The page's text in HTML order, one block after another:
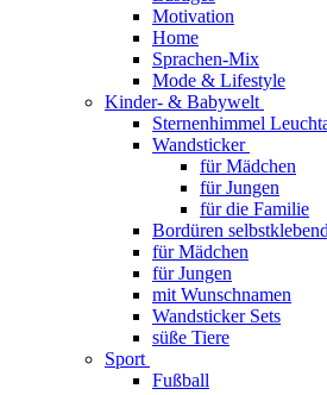
Motivation
Home
Sprachen-Mix
Mode & Lifestyle
Kinder- & Babywelt
Sternenhimmel
Wandsticker
für Mädchen
für Jungen
für die Familie
Bordüren selbstklebend
für Mädchen
für Jungen
mit Wunschnamen
Wandsticker Sets
süße Tiere
Sport
Fußball